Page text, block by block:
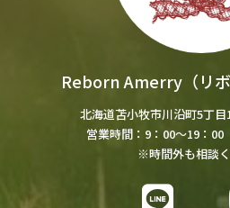
Reborn Amerry（リボ
北海道苫小牧市川沿町5丁
営業時間：9：00～19：
※時間外も相談